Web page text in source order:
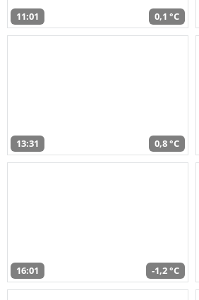
11:01 0,1 °C
13:31 0,8 °C
16:01 -1,2 °C